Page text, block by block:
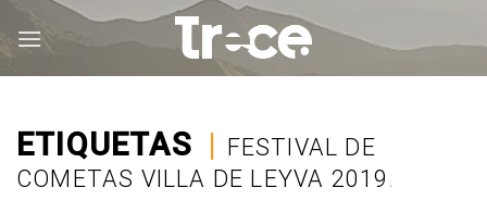
ETIQUETAS | FESTIVAL DE
COMETAS VILLA DE LEYVA 2019.